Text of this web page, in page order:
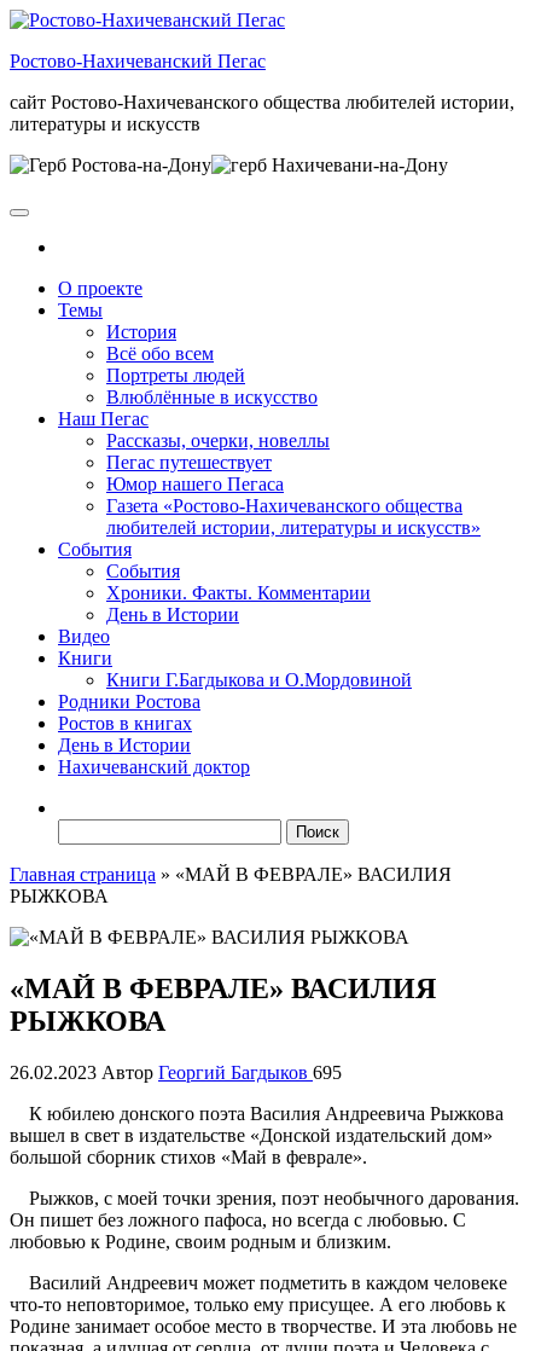
Skip
the
Ростово-Нахичеванский Пегас
сайт Ростово-Нахичеванского общества любителей истории,
литературы и искусств
О проекте
Темы
История
Всё обо всем
Портреты людей
Влюблённые в искусство
Наш Пегас
Рассказы, очерки, новеллы
Пегас путешествует
Юмор нашего Пегаса
Газета «Ростово-Нахичеванского общества
любителей истории, литературы и искусств»
События
События
Хроники. Факты. Комментарии
День в Истории
Видео
Книги
Книги Г.Багдыкова и О.Мордовиной
Родники Ростова
Ростов в книгах
День в Истории
Нахичеванский доктор
Главная страница » «МАЙ В ФЕВРАЛЕ» ВАСИЛИЯ
РЫЖКОВА
«МАЙ В ФЕВРАЛЕ» ВАСИЛИЯ
РЫЖКОВА
26.02.2023 Автор Георгий Багдыков 695
К юбилею донского поэта Василия Андреевича Рыжкова
вышел в свет в издательстве «Донской издательский дом»
большой сборник стихов «Май в феврале».
Рыжков, с моей точки зрения, поэт необычного дарования.
Он пишет без ложного пафоса, но всегда с любовью. С
любовью к Родине, своим родным и близким.
Василий Андреевич может подметить в каждом человеке
что-то неповторимое, только ему присущее. А его любовь к
Родине занимает особое место в творчестве. И эта любовь не